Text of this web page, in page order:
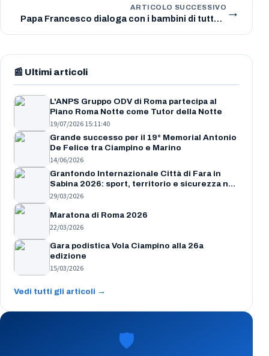
ARTICOLO SUCCESSIVO
Papa Francesco dialoga con i bambini di tutto il
→
📰 Ultimi articoli
L'ANPS Gruppo ODV di Roma partecipa al
Piano Roma Notte come Tutor della Notte
19/07/2026 15:11:40
Grande successo per il 19° Memorial Antonio
De Felice tra Ciampino e Marino
14/06/2026
Granfondo Internazionale Città di Fara in
Sabina 2026: sport, territorio e sicurezza nel
cuore della Sabina
29/03/2026
Maratona di Roma 2026
22/03/2026
Gara podistica Vola Ciampino alla 26a
edizione
15/03/2026
Vedi tutti gli articoli →
🛡️